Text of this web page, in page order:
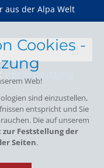
aus der Alpa Welt
verarbeitung
Cookies -
Web!
sind einzustellen,
entspricht und Sie
Die auf unserem
Feststellung der
Seiten.